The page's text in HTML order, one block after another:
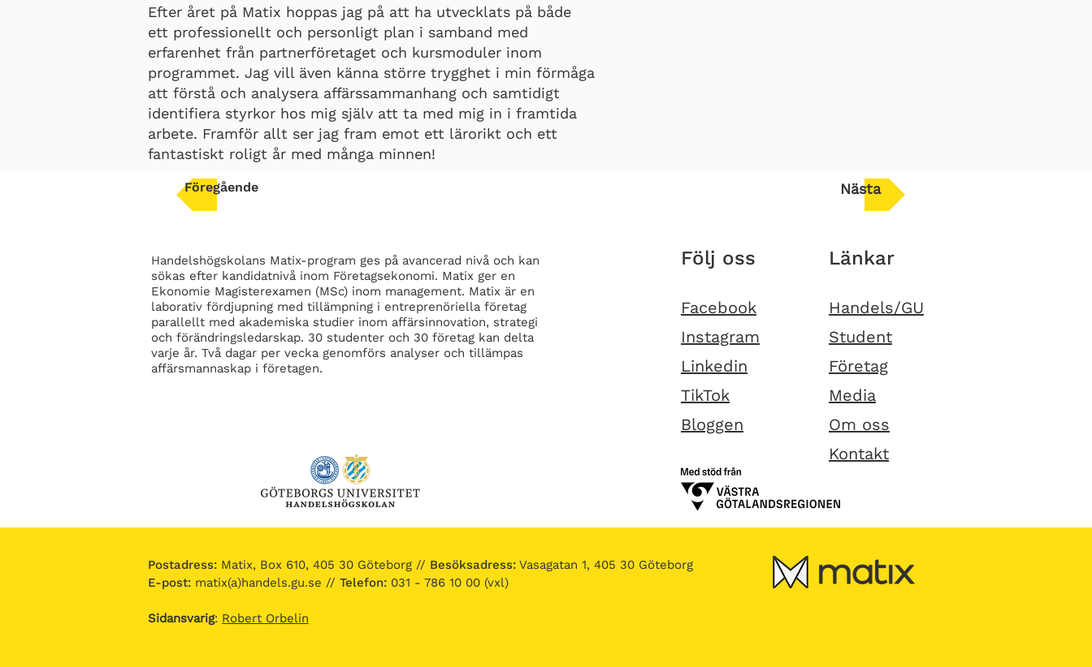
Efter året på Matix hoppas jag på att ha utvecklats på både
ett professionellt och personligt plan i samband med
erfarenhet från partnerföretaget och kursmoduler inom
programmet. Jag vill även känna större trygghet i min förmåga
att förstå och analysera affärssammanhang och samtidigt
identifiera styrkor hos mig själv att ta med mig in i framtida
arbete. Framför allt ser jag fram emot ett lärorikt och ett
fantastiskt roligt år med många minnen!
Föregående Nästa
Handelshögskolans Matix-program ges på avancerad nivå och kan
sökas efter kandidatnivå inom Företagsekonomi. Matix ger en
Ekonomie Magisterexamen (MSc) inom management. Matix är en
laborativ fördjupning med tillämpning i entreprenöriella företag
parallellt med akademiska studier inom affärsinnovation, strategi
och förändringsledarskap. 30 studenter och 30 företag kan delta
varje år. Två dagar per vecka genomförs analyser och tillämpas
affärsmannaskap i företagen.
Följ oss
Facebook
Instagram
Linkedin
TikTok
Bloggen
Länkar
Handels/GU
Student
Företag
Media
Om oss
Kontakt
Postadress: Matix, Box 610, 405 30 Göteborg // Besöksadress: Vasagatan 1, 405 30 Göteborg
E-post: matix(a)handels.gu.se // Telefon: 031 - 786 10 00 (vxl)
Sidansvarig: Robert Orbelin